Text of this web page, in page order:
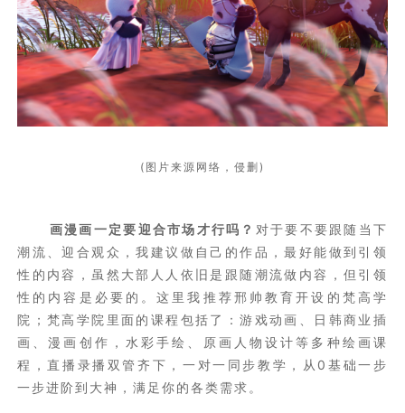
(图片来源网络，侵删)
画漫画一定要迎合市场才行吗？ 对于要不要跟随当下
潮流、迎合观众，我建议做自己的作品，最好能做到引领
性的内容，虽然大部人人依旧是跟随潮流做内容，但引领
性的内容是必要的。这里我推荐邢帅教育开设的梵高学
院；梵高学院里面的课程包括了：游戏动画、日韩商业插
画、漫画创作，水彩手绘、原画人物设计等多种绘画课
程，直播录播双管齐下，一对一同步教学，从0基础一步
一步进阶到大神，满足你的各类需求。